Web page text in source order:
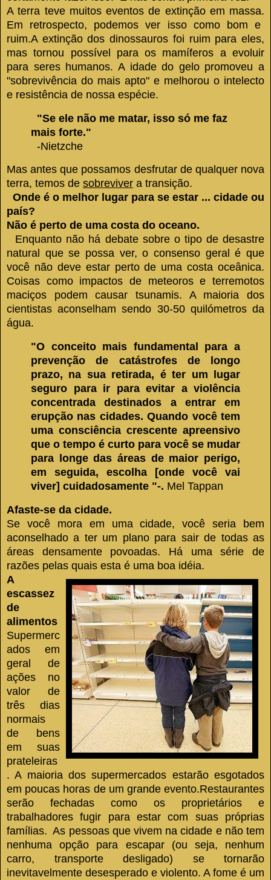
A terra teve muitos eventos de extinção em massa.
Em retrospecto, podemos ver isso como bom e
ruim.A extinção dos dinossauros foi ruim para eles,
mas tornou possível para os mamíferos a evoluir
para seres humanos. A idade do gelo promoveu a
"sobrevivência do mais apto" e melhorou o intelecto
e resistência de nossa espécie.
"Se ele não me matar, isso só me faz
mais forte."
-Nietzche
Mas antes que possamos desfrutar de qualquer nova
terra, temos de sobreviver a transição.
Onde é o melhor lugar para se estar ... cidade ou
país?
Não é perto de uma costa do oceano.
Enquanto não há debate sobre o tipo de desastre
natural que se possa ver, o consenso geral é que
você não deve estar perto de uma costa oceânica.
Coisas como impactos de meteoros e terremotos
maciços podem causar tsunamis.
A maioria dos
cientistas aconselham sendo 30-50 quilómetros da
água.
"O conceito mais fundamental para a
prevenção de catástrofes de longo
prazo, na sua retirada, é ter um lugar
seguro para ir para evitar a violência
concentrada destinados a entrar em
erupção nas cidades. Quando você tem
uma consciência crescente apreensivo
que o tempo é curto para você se mudar
para longe das áreas de maior perigo,
em seguida, escolha [onde você vai
viver] cuidadosamente "-. Mel Tappan
Afaste-se da cidade.
Se você mora em uma cidade, você seria bem
aconselhado a ter um plano para sair de todas as
áreas densamente povoadas.
Há uma série de
razões pelas quais esta é uma boa idéia.
A
escassez
de
alimentos
Supermerc
ados em
geral de
ações no
valor de
três dias
normais
de bens
em suas
prateleiras
. A maioria dos supermercados estarão esgotados
em poucas horas de um grande evento.Restaurantes
serão fechadas como os proprietários e
trabalhadores fugir para estar com suas próprias
famílias. As pessoas que vivem na cidade e não tem
nenhuma opção para escapar (ou seja, nenhum
carro, transporte desligado) se tornarão
inevitavelmente desesperado e violento. A fome é um